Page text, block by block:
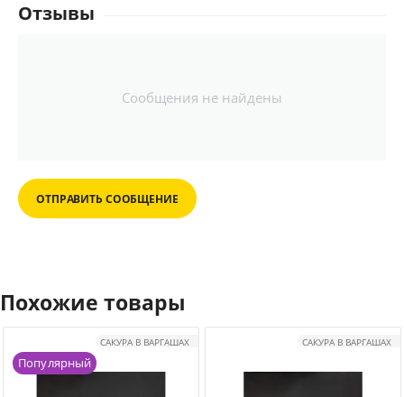
Отзывы
Сообщения не найдены
ОТПРАВИТЬ СООБЩЕНИЕ
Похожие товары
САКУРА В ВАРГАШАХ
Популярный
САКУРА В ВАРГАШАХ